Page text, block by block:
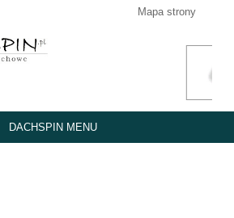
Mapa strony
DACHSPIN MENU